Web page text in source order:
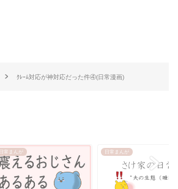
ｸﾚｰﾑ対応が神対応だった件④(日常漫画)
日常まんが 日常まんが